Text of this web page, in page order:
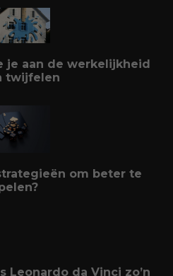
je aan de werkelijkheid
twijfelen
om beter te
Leonardo da Vinci zo’n